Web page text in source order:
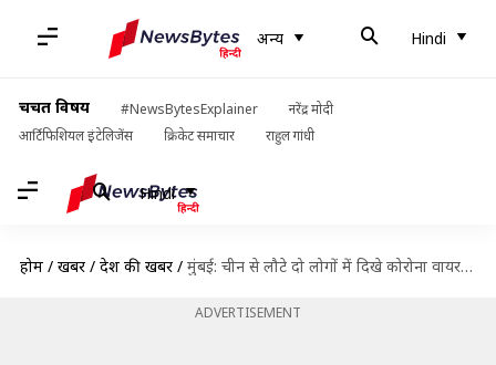
अन्य Hindi
चर्चित विषय #NewsBytesExplainer
नरेंद्र मोदी
आर्टिफिशियल इंटेलिजेंस
क्रिकेट समाचार राहुल गांधी
Hindi
होम / खबरें / देश की खबरें / मुंबई: चीन से लौटे दो लोगों में दिखे कोरोना वायरस के लक्षण, अस्पताल में भर्ती
ADVERTISEMENT